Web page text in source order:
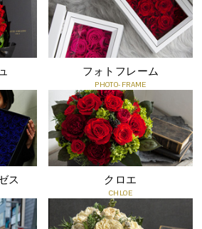
こと
が写真と異なります。
きやすいお花です。直接手で触ると破れ
の原因となってしまうので注意が必要で
や樹脂に直接触れると、花が貼りついた
す。
フォトフレーム
PHOTO-FRAME
ス クロエ
CHLOE